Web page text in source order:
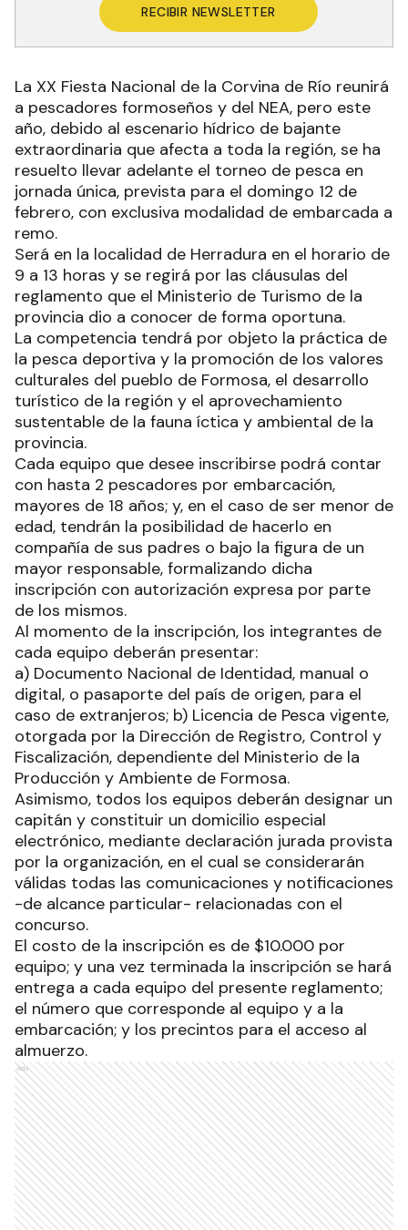
RECIBIR NEWSLETTER
La XX Fiesta Nacional de la Corvina de Río reunirá
a pescadores formoseños y del NEA, pero este
año, debido al escenario hídrico de bajante
extraordinaria que afecta a toda la región, se ha
resuelto llevar adelante el torneo de pesca en
jornada única, prevista para el domingo 12 de
febrero, con exclusiva modalidad de embarcada a
remo.
Será en la localidad de Herradura en el horario de
9 a 13 horas y se regirá por las cláusulas del
reglamento que el Ministerio de Turismo de la
provincia dio a conocer de forma oportuna.
La competencia tendrá por objeto la práctica de
la pesca deportiva y la promoción de los valores
culturales del pueblo de Formosa, el desarrollo
turístico de la región y el aprovechamiento
sustentable de la fauna íctica y ambiental de la
provincia.
Cada equipo que desee inscribirse podrá contar
con hasta 2 pescadores por embarcación,
mayores de 18 años; y, en el caso de ser menor de
edad, tendrán la posibilidad de hacerlo en
compañía de sus padres o bajo la figura de un
mayor responsable, formalizando dicha
inscripción con autorización expresa por parte
de los mismos.
Al momento de la inscripción, los integrantes de
cada equipo deberán presentar:
a) Documento Nacional de Identidad, manual o
digital, o pasaporte del país de origen, para el
caso de extranjeros; b) Licencia de Pesca vigente,
otorgada por la Dirección de Registro, Control y
Fiscalización, dependiente del Ministerio de la
Producción y Ambiente de Formosa.
Asimismo, todos los equipos deberán designar un
capitán y constituir un domicilio especial
electrónico, mediante declaración jurada provista
por la organización, en el cual se considerarán
válidas todas las comunicaciones y notificaciones
-de alcance particular- relacionadas con el
concurso.
El costo de la inscripción es de $10.000 por
equipo; y una vez terminada la inscripción se hará
entrega a cada equipo del presente reglamento;
el número que corresponde al equipo y a la
embarcación; y los precintos para el acceso al
almuerzo.
Ads